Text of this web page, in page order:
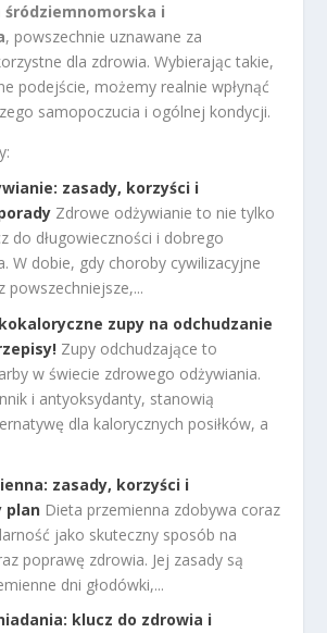
śródziemnomorska i
, powszechnie uznawane za
dla zdrowia. Wybierając takie,
podejście, możemy realnie wpłynąć
samopoczucia i ogólnej kondycji.
zasady, korzyści i
Zdrowe odżywianie to nie tylko
do długowieczności i dobrego
W dobie, gdy choroby cywilizacyjne
powszechniejsze,...
zupy na odchudzanie
Zupy odchudzające to
w świecie zdrowego odżywiania.
i antyoksydanty, stanowią
dla kalorycznych posiłków, a
zasady, korzyści i
plan Dieta przemienna zdobywa coraz
jako skuteczny sposób na
poprawę zdrowia. Jej zasady są
dni głodówki,...
klucz do zdrowia i